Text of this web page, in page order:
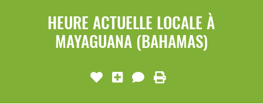
HEURE ACTUELLE LOCALE À
MAYAGUANA (BAHAMAS)